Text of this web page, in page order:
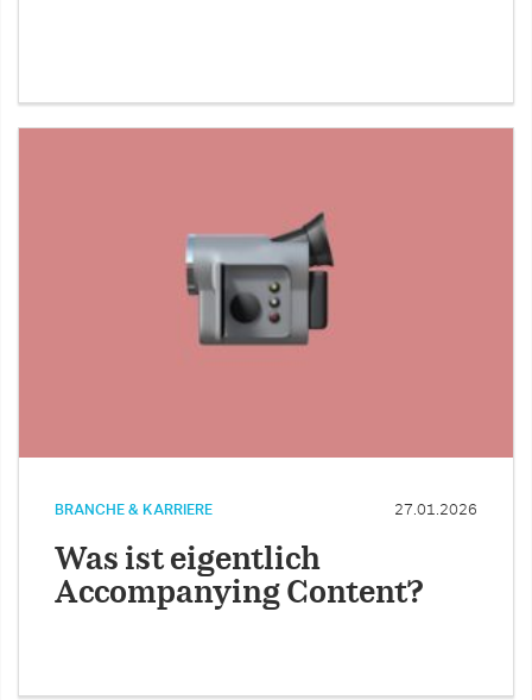
BRANCHE & KARRIERE 27.01.2026
Was ist eigentlich
Accompanying Content?